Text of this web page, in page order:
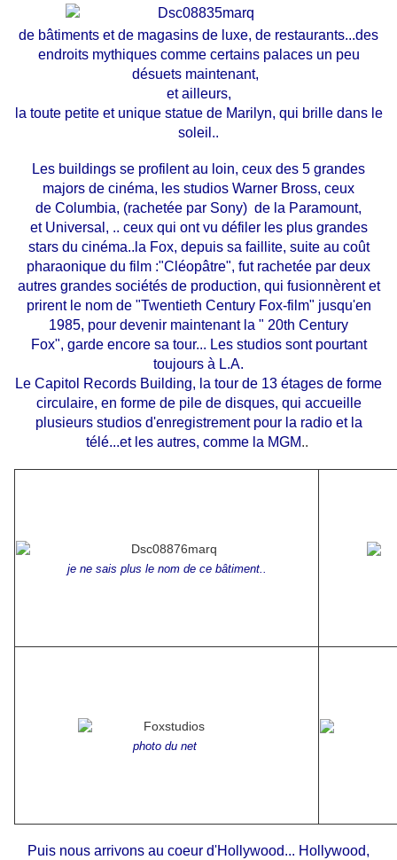
de bâtiments et de magasins de luxe, de restaurants...des
endroits mythiques comme certains palaces un peu
désuets maintenant,
et ailleurs,
la toute petite et unique statue de Marilyn, qui brille dans le
soleil..
Les buildings se profilent au loin, ceux des 5 grandes
majors de cinéma, les studios Warner Bross, ceux
de Columbia, (rachetée par Sony) de la Paramount,
et Universal, .. ceux qui ont vu défiler les plus grandes
stars du cinéma..la Fox, depuis sa faillite, suite au coût
pharaonique du film :"Cléopâtre", fut rachetée par deux
autres grandes sociétés de production, qui fusionnèrent et
prirent le nom de "Twentieth Century Fox-film" jusqu'en
1985, pour devenir maintenant la " 20th Century
Fox", garde encore sa tour... Les studios sont pourtant
toujours à L.A.
Le Capitol Records Building, la tour de 13 étages de forme
circulaire, en forme de pile de disques, qui accueille
plusieurs studios d'enregistrement pour la radio et la
télé...et les autres, comme la MGM..
je ne sais plus le nom de ce bâtiment..
photo du net
Puis nous arrivons au coeur d'Hollywood... Hollywood,